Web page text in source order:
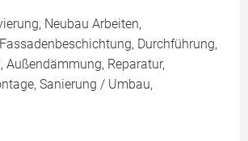
Neubau Arbeiten,
Durchführung,
Außendämmung, Reparatur,
Sanierung / Umbau,